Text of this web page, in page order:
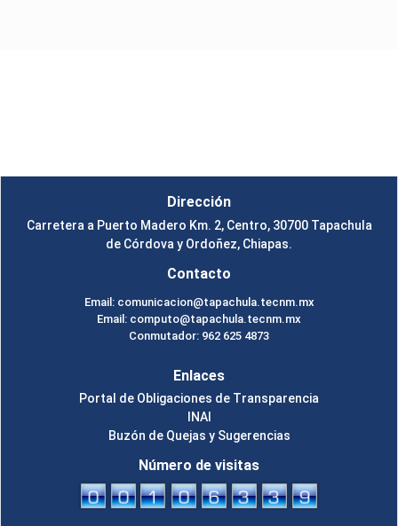
Dirección
Carretera a Puerto Madero Km. 2, Centro, 30700 Tapachula
de Córdova y Ordoñez, Chiapas.
Contacto
Email: comunicacion@tapachula.tecnm.mx
Email: computo@tapachula.tecnm.mx
Conmutador: 962 625 4873
Enlaces
Portal de Obligaciones de Transparencia
INAI
Buzón de Quejas y Sugerencias
Número de visitas